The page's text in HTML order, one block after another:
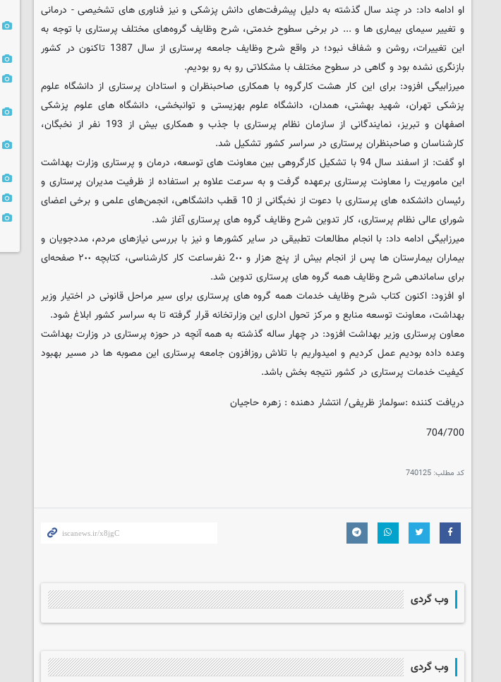
او ادامه داد: در چند سال گذشته به دلیل پیشرفت‌های دانش پزشکی و نیز فناوری های تشخیصی - درمانی
و تغییر سیمای بیماری ها و ... در برخی سطوح خدمتی، شرح وظایف گروه‌های مختلف پرستاری با توجه به
این تغییرات، روشن و شفاف نبود؛ در واقع شرح وظایف جامعه پرستاری از سال 1387 تاکنون در کشور
بازنگری نشده بود و گاهی در سطوح مختلف با مشکلاتی رو به رو بودیم.
میرزابیگی افزود: برای این کار هشت کارگروه با همکاری صاحبنظران و استادان پرستاری از دانشگاه علوم
پزشکی تهران، شهید بهشتی، همدان، دانشگاه علوم بهزیستی و توانبخشی، دانشگاه های علوم پزشکی
اصفهان و تبریز، نمایندگانی از سازمان نظام پرستاری با جذب و همکاری بیش از 193 نفر از نخبگان،
کارشناسان و صاحبنظران پرستاری در سراسر کشور تشکیل شد.
او گفت: از اسفند سال 94 با تشکیل کارگروهی بین معاونت های توسعه، درمان و پرستاری وزارت بهداشت
این ماموریت را معاونت پرستاری برعهده گرفت و به سرعت علاوه بر استفاده از ظرفیت مدیران پرستاری و
رئیسان دانشکده های پرستاری با دعوت از نخبگانی از 10 قطب دانشگاهی، انجمن‌های علمی و برخی اعضای
شورای عالی نظام پرستاری، کار تدوین شرح وظایف گروه های پرستاری آغاز شد.
میرزابیگی ادامه داد: با انجام مطالعات تطبیقی در سایر کشورها و نیز با بررسی نیازهای مردم، مددجویان و
بیماران بیمارستان ها پس از انجام بیش از پنج هزار و 2٠٠ نفرساعت کار کارشناسی، کتابچه‌ ٢٠٠ صفحه‌ای
برای ساماندهی شرح وظایف همه گروه های پرستاری تدوین شد.
او افزود:‌ اکنون کتاب شرح وظایف خدمات همه گروه های پرستاری برای سیر مراحل قانونی در اختیار وزیر
بهداشت، معاونت توسعه منابع و مرکز تحول اداری این وزارتخانه قرار گرفته تا به سراسر کشور ابلاغ شود.
معاون پرستاری وزیر بهداشت افزود: در چهار ساله گذشته به همه آنچه در حوزه پرستاری در وزارت بهداشت
وعده داده بودیم عمل کردیم و امیدواریم با تلاش روزافزون جامعه پرستاری این مصوبه ها در مسیر بهبود
کیفیت خدمات پرستاری در کشور نتیجه بخش باشد.
دریافت کننده :سولماز ظریفی/ انتشار دهنده : زهره حاجیان
704/700
کد مطلب: 740125
وب گردی
وب گردی